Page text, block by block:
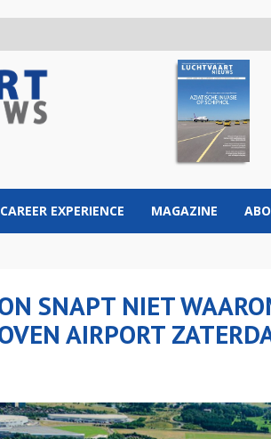
CAREER EXPERIENCE MAGAZINE
SNAPT NIET
AIRPORT